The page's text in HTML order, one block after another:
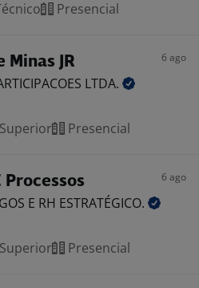
Presencial
Minas JR 6 ago
LTDA.
Presencial
6 ago
E RH ESTRATÉGICO.
Presencial